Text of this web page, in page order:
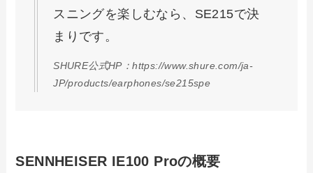
スニングを楽しむなら、SE215で決
まりです。
SHURE公式HP：https://www.shure.com/ja-
JP/products/earphones/se215spe
SENNHEISER IE100 Proの概要